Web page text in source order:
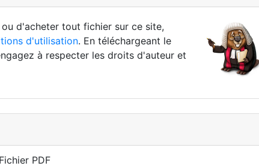
d'acheter tout fichier sur ce site,
d'utilisation. En téléchargeant le
à respecter les droits d'auteur et
PDF